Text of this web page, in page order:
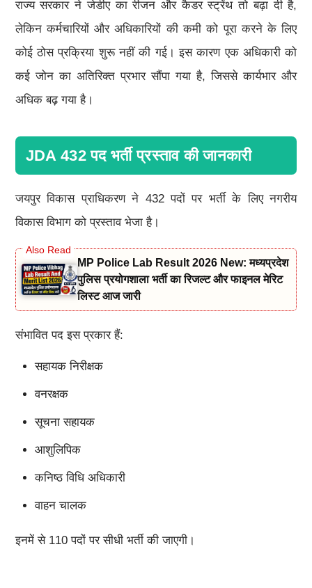
राज्य सरकार ने जेडीए का रीजन और कैडर स्ट्रेंथ तो बढ़ा दी है,
लेकिन कर्मचारियों और अधिकारियों की कमी को पूरा करने के लिए
कोई ठोस प्रक्रिया शुरू नहीं की गई। इस कारण एक अधिकारी को
कई जोन का अतिरिक्त प्रभार सौंपा गया है, जिससे कार्यभार और
अधिक बढ़ गया है।
JDA 432 पद भर्ती प्रस्ताव की जानकारी
जयपुर विकास प्राधिकरण ने 432 पदों पर भर्ती के लिए नगरीय
विकास विभाग को प्रस्ताव भेजा है।
MP Police Lab Result 2026 New: मध्यप्रदेश
पुलिस प्रयोगशाला भर्ती का रिजल्ट और फाइनल मेरिट
लिस्ट आज जारी
संभावित पद इस प्रकार हैं:
सहायक निरीक्षक
वनरक्षक
सूचना सहायक
आशुलिपिक
कनिष्ठ विधि अधिकारी
वाहन चालक
इनमें से 110 पदों पर सीधी भर्ती की जाएगी।